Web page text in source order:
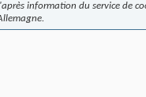
information du service de